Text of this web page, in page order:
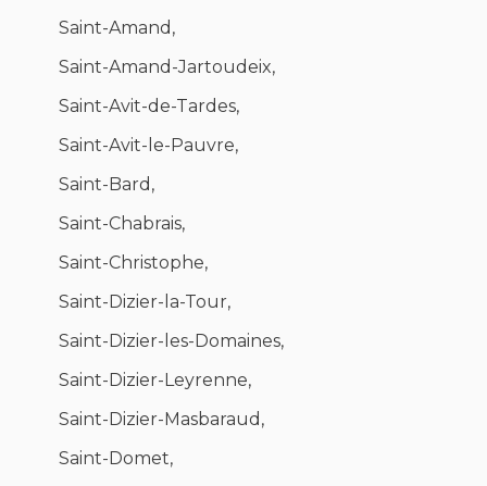
Saint-Amand,
Saint-Amand-Jartoudeix,
Saint-Avit-de-Tardes,
Saint-Avit-le-Pauvre,
Saint-Bard,
Saint-Chabrais,
Saint-Christophe,
Saint-Dizier-la-Tour,
Saint-Dizier-les-Domaines,
Saint-Dizier-Leyrenne,
Saint-Dizier-Masbaraud,
Saint-Domet,